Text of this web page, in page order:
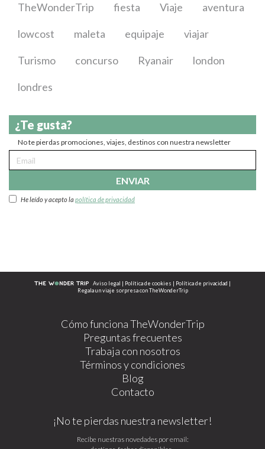
TheWonderTrip fiesta Viaje aventura
lowcost maleta equipaje viajar
Turismo concurso Ryanair london
londres
¿Te gusta?
No te pierdas promociones, viajes, destinos con nuestra newsletter
ENVIAR
He leído y acepto la política de privacidad
Aviso legal Política de cookies Política de privacidad
Regala un viaje sorpresa con TheWonderTrip
Cómo funciona TheWonderTrip
Preguntas frecuentes
Trabaja con nosotros
Términos y condiciones
Blog
Contacto
¡No te pierdas nuestra newsletter!
Recibe nuestras novedades por email: